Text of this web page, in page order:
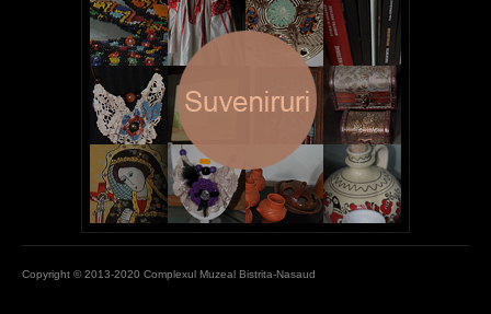
Copyright © 2013-2020 Complexul Muzeal Bistrita-Nasaud